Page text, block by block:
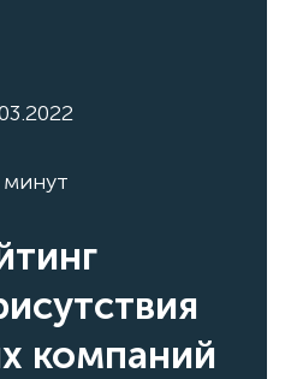
минут
компаний